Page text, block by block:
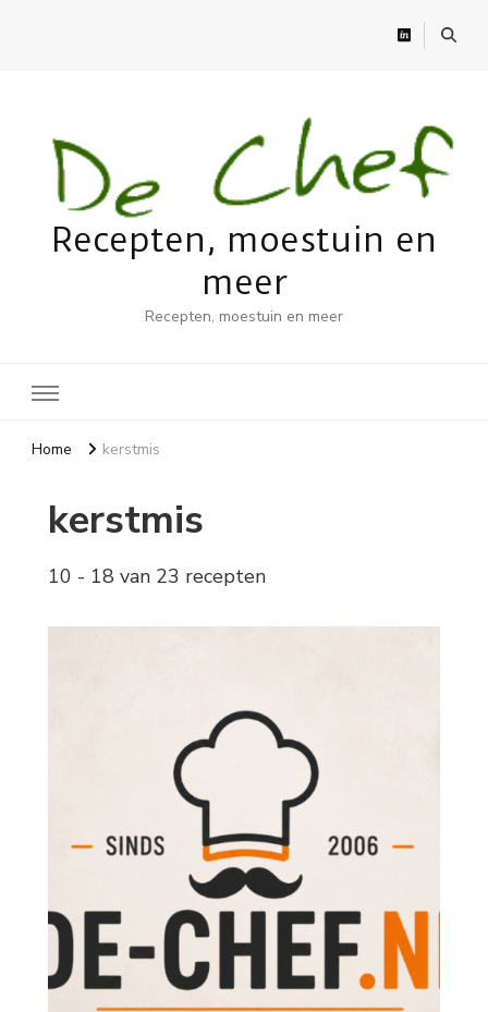
Recepten, moestuin en
meer
Recepten, moestuin en meer
Home kerstmis
kerstmis
10 - 18 van 23 recepten